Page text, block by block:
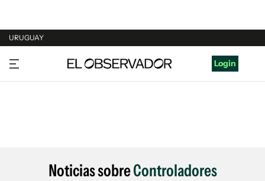
URUGUAY
URUGUAY
ARGENTINA
Login
Noticias sobreControladores